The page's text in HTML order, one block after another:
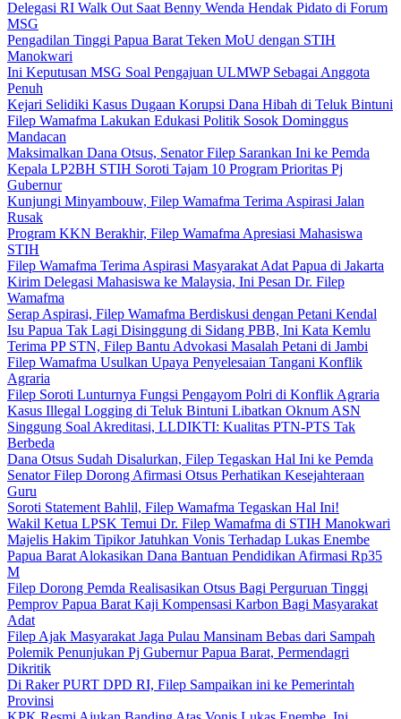
Delegasi RI Walk Out Saat Benny Wenda Hendak Pidato di Forum
MSG
Pengadilan Tinggi Papua Barat Teken MoU dengan STIH
Manokwari
Ini Keputusan MSG Soal Pengajuan ULMWP Sebagai Anggota
Penuh
Kejari Selidiki Kasus Dugaan Korupsi Dana Hibah di Teluk Bintuni
Filep Wamafma Lakukan Edukasi Politik Sosok Dominggus
Mandacan
Maksimalkan Dana Otsus, Senator Filep Sarankan Ini ke Pemda
Kepala LP2BH STIH Soroti Tajam 10 Program Prioritas Pj
Gubernur
Kunjungi Minyambouw, Filep Wamafma Terima Aspirasi Jalan
Rusak
Program KKN Berakhir, Filep Wamafma Apresiasi Mahasiswa
STIH
Filep Wamafma Terima Aspirasi Masyarakat Adat Papua di Jakarta
Kirim Delegasi Mahasiswa ke Malaysia, Ini Pesan Dr. Filep
Wamafma
Serap Aspirasi, Filep Wamafma Berdiskusi dengan Petani Kendal
Isu Papua Tak Lagi Disinggung di Sidang PBB, Ini Kata Kemlu
Terima PP STN, Filep Bantu Advokasi Masalah Petani di Jambi
Filep Wamafma Usulkan Upaya Penyelesaian Tangani Konflik
Agraria
Filep Soroti Lunturnya Fungsi Pengayom Polri di Konflik Agraria
Kasus Illegal Logging di Teluk Bintuni Libatkan Oknum ASN
Singgung Soal Akreditasi, LLDIKTI: Kualitas PTN-PTS Tak
Berbeda
Dana Otsus Sudah Disalurkan, Filep Tegaskan Hal Ini ke Pemda
Senator Filep Dorong Afirmasi Otsus Perhatikan Kesejahteraan
Guru
Soroti Statement Bahlil, Filep Wamafma Tegaskan Hal Ini!
Wakil Ketua LPSK Temui Dr. Filep Wamafma di STIH Manokwari
Majelis Hakim Tipikor Jatuhkan Vonis Terhadap Lukas Enembe
Papua Barat Alokasikan Dana Bantuan Pendidikan Afirmasi Rp35
M
Filep Dorong Pemda Realisasikan Otsus Bagi Perguruan Tinggi
Pemprov Papua Barat Kaji Kompensasi Karbon Bagi Masyarakat
Adat
Filep Ajak Masyarakat Jaga Pulau Mansinam Bebas dari Sampah
Polemik Penunjukan Pj Gubernur Papua Barat, Permendagri
Dikritik
Di Raker PURT DPD RI, Filep Sampaikan ini ke Pemerintah
Provinsi